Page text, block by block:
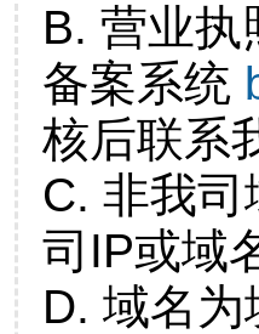
B. 营业执
备案系统
核后联系
C. 非我
司IP或域
D. 域名